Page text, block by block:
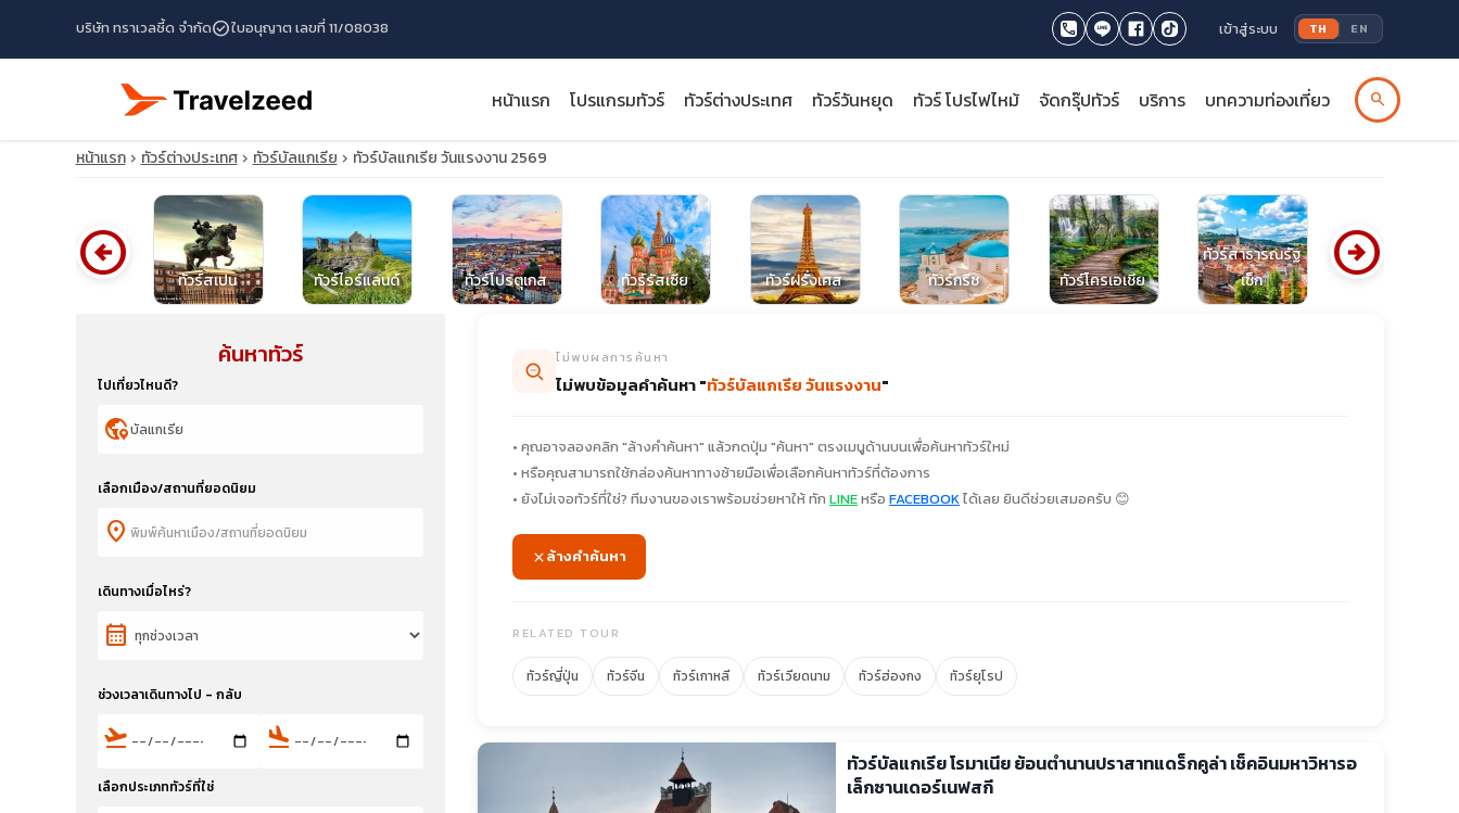
บริษัท ทราเวลซี้ด จำกัดcheck_circleใบอนุญาต เลขที่ 11/08038 เข้าสู่ระบบ TH EN
หน้าแรก โปรแกรมทัวร์ ทัวร์ต่างประเทศ ทัวร์วันหยุด ทัวร์ โปรไฟไหม้ จัดกรุ๊ปทัวร์ บริการ บทความท่องเที่ยว search
close
หน้าแรก ทัวร์ต่างประเทศ ทัวร์บัลแกเรีย ทัวร์บัลแกเรีย วันแรงงาน 2569
ทัวร์สาธารณรัฐ
ทัวร์สเปน ทัวร์ไอร์แลนด์ ทัวร์โปรตุเกส ทัวร์รัสเซีย ทัวร์ฝรั่งเศส ทัวร์กรีซ ทัวร์โครเอเชีย
ทัวร์สาธารณรัฐ
เช็ก
arrow_circle_left arrow_circle_right
ค้นหาทัวร์
ไปเที่ยวไหนดี?
globe_location_pin
เลือกเมือง/สถานที่ยอดนิยม
location_on
เดินทางเมื่อไหร่?
calendar_month
ช่วงเวลาเดินทางไป - กลับ
flight_takeoff flight_land
เลือกประเภททัวร์ที่ใช่
ไม่พบผลการค้นหา
ไม่พบข้อมูลคำค้นหา "ทัวร์บัลแกเรีย วันแรงงาน"
• คุณอาจลองคลิก "ล้างคำค้นหา" แล้วกดปุ่ม "ค้นหา" ตรงเมนูด้านบนเพื่อค้นหาทัวร์ใหม่
• หรือคุณสามารถใช้กล่องค้นหาทางซ้ายมือเพื่อเลือกค้นหาทัวร์ที่ต้องการ
• ยังไม่เจอทัวร์ที่ใช่? ทีมงานของเราพร้อมช่วยหาให้ ทัก LINEหรือ FACEBOOKได้เลย ยินดีช่วยเสมอครับ 😊
ล้างคำค้นหา
RELATED TOUR
ทัวร์ญี่ปุ่น ทัวร์จีน ทัวร์เกาหลี ทัวร์เวียดนาม ทัวร์ฮ่องกง ทัวร์ยุโรป
ทัวร์บัลแกเรีย โรมาเนีย ย้อนตำนานปราสาทแดร็กคูล่า เช็คอินมหาวิหารอ
เล็กซานเดอร์เนฟสกี